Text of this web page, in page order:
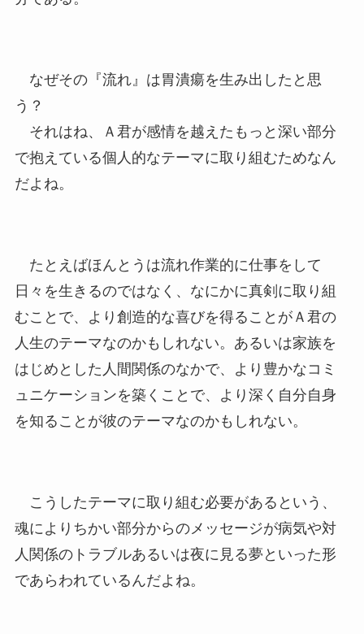
なぜその『流れ』は胃潰瘍を生み出したと思
う？
それはね、Ａ君が感情を越えたもっと深い部分
で抱えている個人的なテーマに取り組むためなん
だよね。
たとえばほんとうは流れ作業的に仕事をして
日々を生きるのではなく、なにかに真剣に取り組
むことで、より創造的な喜びを得ることがＡ君の
人生のテーマなのかもしれない。あるいは家族を
はじめとした人間関係のなかで、より豊かなコミ
ュニケーションを築くことで、より深く自分自身
を知ることが彼のテーマなのかもしれない。
こうしたテーマに取り組む必要があるという、
魂によりちかい部分からのメッセージが病気や対
人関係のトラブルあるいは夜に見る夢といった形
であらわれているんだよね。